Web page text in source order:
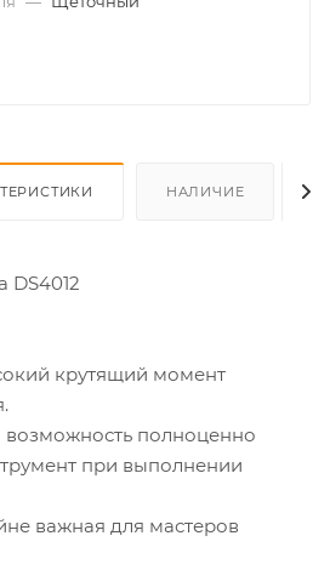
НАЛИЧИЕ
DS4012
крутящий момент
полноценно
при выполнении
важная для мастеров